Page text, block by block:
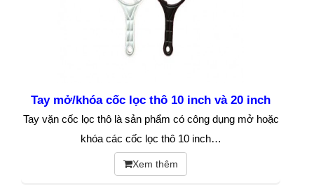
Tay mở/khóa cốc lọc thô 10 inch và 20 inch
Tay vặn cốc lọc thô là sản phẩm có công dụng mở hoặc
khóa các cốc lọc thô 10 inch…
Xem thêm